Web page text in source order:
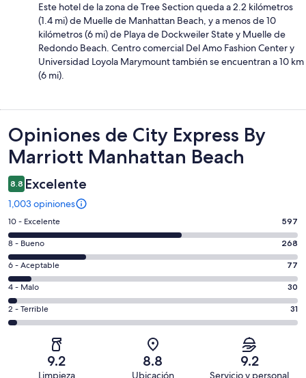
Este hotel de la zona de Tree Section queda a 2.2 kilómetros
(1.4 mi) de Muelle de Manhattan Beach, y a menos de 10
kilómetros (6 mi) de Playa de Dockweiler State y Muelle de
Redondo Beach. Centro comercial Del Amo Fashion Center y
Universidad Loyola Marymount también se encuentran a 10 km
(6 mi).
Opiniones
Opiniones de City Express By
Marriott Manhattan Beach
8.8 Excelente
1,003 opiniones
Puntuación
de
10,
es
decir,
Excelente.
Basada
en
10 - Excelente 597
Puntuación
de
8,
es
decir,
Bueno.
8 - Bueno 268
Puntuación
de
6,
es
decir,
Aceptable.
6 - Aceptable 77
Puntuación
de
4,
Basada
4 - Malo 30
Puntuación
de
2 - Terrible 31
9.2
Limpieza
8.8
Ubicación
9.2
Servicio y personal